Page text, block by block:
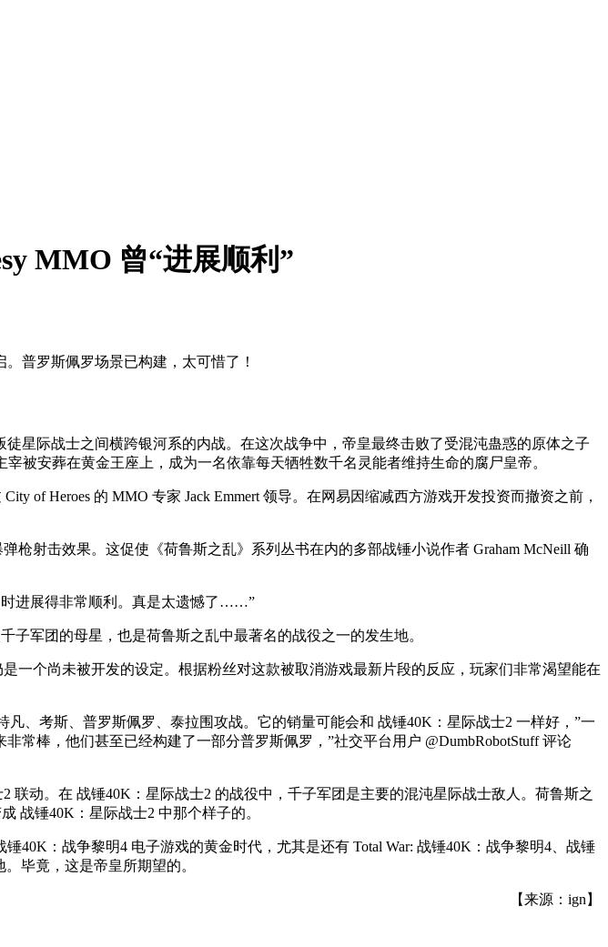
MMO 曾“进展顺利”
普罗斯佩罗场景已构建，太可惜了！
星际战士之间横跨银河系的内战。在这次战争中，帝皇最终击败了受混沌蛊惑的原体之子
被安葬在黄金王座上，成为一名依靠每天牺牲数千名灵能者维持生命的腐尸皇帝。
of Heroes 的 MMO 专家 Jack Emmert 领导。在网易因缩减西方游戏开发投资而撤资之前，
射击效果。这促使《荷鲁斯之乱》系列丛书在内的多部战锤小说作者 Graham McNeill 确
进展得非常顺利。真是太遗憾了……”
子军团的母星，也是荷鲁斯之乱中最著名的战役之一的发生地。
一个尚未被开发的设定。根据粉丝对这款被取消游戏最新片段的反应，玩家们非常渴望能在
、考斯、普罗斯佩罗、泰拉围攻战。它的销量可能会和 战锤40K：星际战士2 一样好，”一
常棒，他们甚至已经构建了一部分普罗斯佩罗，”社交平台用户 @DumbRobotStuff 评论
动。在 战锤40K：星际战士2 的战役中，千子军团是主要的混沌星际战士敌人。荷鲁斯之
战锤40K：星际战士2 中那个样子的。
：战争黎明4 电子游戏的黄金时代，尤其是还有 Total War: 战锤40K：战争黎明4、战锤
毕竟，这是帝皇所期望的。
【来源：ign】